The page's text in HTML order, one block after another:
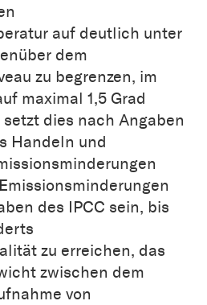
auf deutlich unter
dem
zu begrenzen, im
maximal 1,5 Grad
dies nach Angaben
Handeln und
des IPCC sein, bis
zu erreichen, das
zwischen dem
von